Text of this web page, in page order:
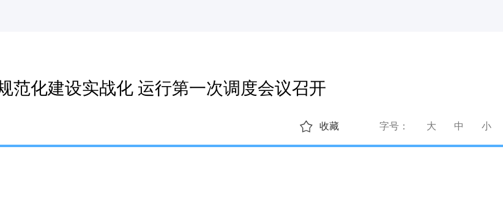
范化建设实战化 运行第一次调度会议召开
字号： 大 中 小
收藏